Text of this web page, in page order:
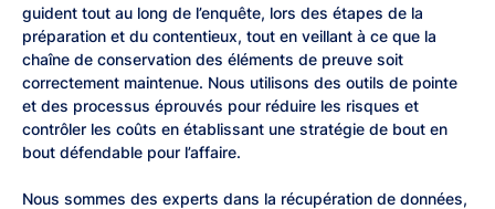
guident tout au long de l’enquête, lors des étapes de la
préparation et du contentieux, tout en veillant à ce que la
chaîne de conservation des éléments de preuve soit
correctement maintenue. Nous utilisons des outils de pointe
et des processus éprouvés pour réduire les risques et
contrôler les coûts en établissant une stratégie de bout en
bout défendable pour l’affaire.
Nous sommes des experts dans la récupération de données,